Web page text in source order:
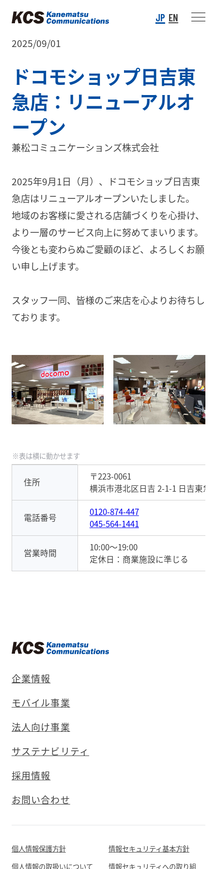
JP EN
2025/09/01
ドコモショップ日吉東
急店：リニューアルオ
ープン
兼松コミュニケーションズ株式会社
2025年9月1日（月）、ドコモショップ日吉東
急店はリニューアルオープンいたしました。
地域のお客様に愛される店舗づくりを心掛け、
より一層のサービス向上に努めてまいります。
今後とも変わらぬご愛顧のほど、よろしくお願
い申し上げます。
スタッフ一同、皆様のご来店を心よりお待ちし
ております。
住所
〒223-0061
横浜市港北区日吉 2-1-1 日吉東急
電話番号
0120-874-447
045-564-1441
営業時間
10:00〜19:00
定休日：商業施設に準じる
企業情報
モバイル事業
法人向け事業
サステナビリティ
採用情報
お問い合わせ
個人情報保護方針
情報セキュリティ基本方針
個人情報の取扱いについて
情報セキュリティへの取り組